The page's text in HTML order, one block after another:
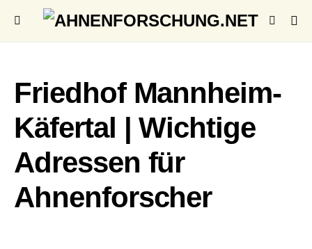
Friedhof Mannheim-
Käfertal | Wichtige
Adressen für
Ahnenforscher